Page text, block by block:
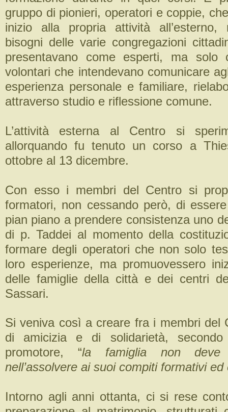
gruppo di pionieri, operatori e coppie,
inizio alla propria attività all’esterno,
bisogni delle varie congregazioni
presentavano come esperti, ma solo
volontari che intendevano comunicare
esperienza personale e familiare,
attraverso studio e riflessione comune.
L’attività esterna al Centro si
allorquando fu tenuto un corso a
ottobre al 13 dicembre.
Con esso i membri del Centro si
formatori, non cessando però, di
pian piano a prendere consistenza uno
di p. Taddei al momento della
formare degli operatori che non solo
loro esperienze, ma promuovessero
delle famiglie della città e dei centri
Sassari.
Si veniva così a creare fra i membri del
di amicizia e di solidarietà,
promotore, “la famiglia non deve
nell’assolvere ai suoi compiti formativi ed
Intorno agli anni ottanta, ci si rese